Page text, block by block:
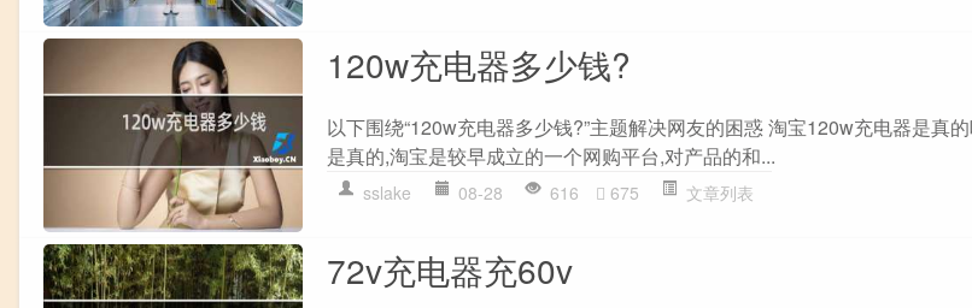
120w充电器多少钱?
以下围绕“120w充电器多少钱?”主题解决网友的困惑 淘宝120w充电器是真
是真的,淘宝是较早成立的一个网购平台,对产品的和...
sslake 08-28 616 675 文章列表
72v充电器充60v